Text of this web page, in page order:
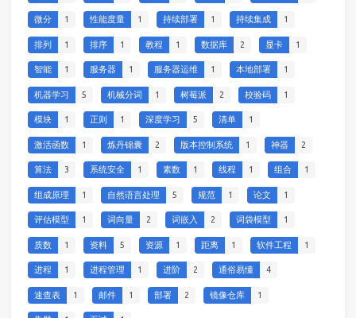
微分 1 性能度量 1 持续部署 1 持续集成 1
排列 1 排序 1 教程 1 数据库 2 显卡 1
智能 1 服务器 1 服务器运维 1 本地部署 1
机器学习 5 机械分词 1 树莓派 2 校验码 1
模块 1 正则 1 深度学习 5 清单 1
激活函数 1 炼丹锦囊 2 版本控制系统 1 神器 2
算法 3 系统安全 1 素数 1 线程 1 组合 1
组成原理 1 自然语言处理 5 规范 1 论文 1
评估模型 1 词向量 2 词嵌入 2 词袋模型 1
质数 1 资料 5 资源 1 距离 1 软件工程 1
进程 1 进程管理 1 进阶 2 通俗易懂 4
速查表 1 邮件 1 部署 2 镜像仓库 1